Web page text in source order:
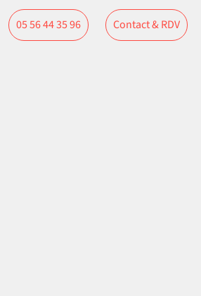
Contact & RDV